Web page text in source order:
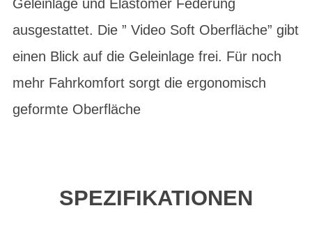
Geleinlage und Elastomer Federung
ausgestattet. Die ” Video Soft Oberfläche” gibt
einen Blick auf die Geleinlage frei. Für noch
mehr Fahrkomfort sorgt die ergonomisch
geformte Oberfläche
SPEZIFIKATIONEN